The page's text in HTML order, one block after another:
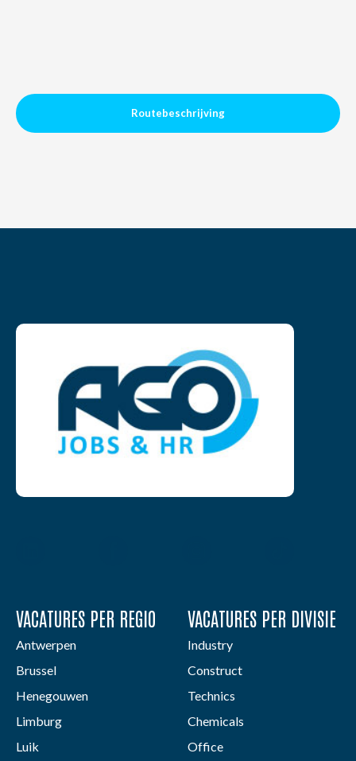
Routebeschrijving
VACATURES PER REGIO
Antwerpen
Brussel
Henegouwen
Limburg
Luik
VACATURES PER DIVISIE
Industry
Construct
Technics
Chemicals
Office